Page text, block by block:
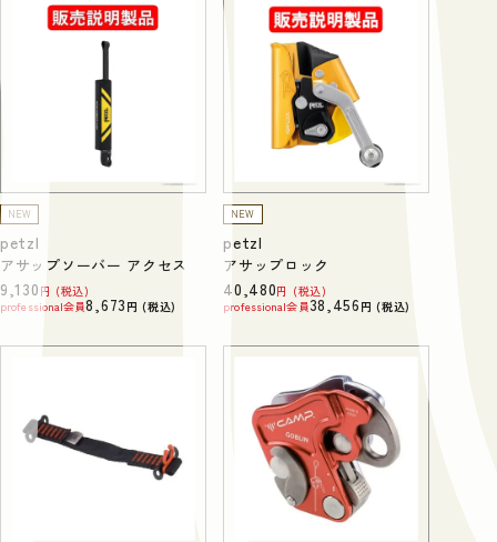
NEW
petzl
アサップソーバー アクセス
9,130
税込
professional会員8,673 税込
NEW
petzl
アサップロック
40,480
税込
professional会員38,456 税込